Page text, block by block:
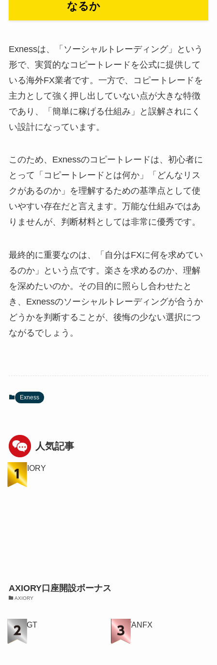
なるか
Exnessは、「ソーシャルトレーディング」という
形で、実質的なコピートレードを公式に提供して
いる海外FX業者です。一方で、コピートレードを
主力として強く押し出していない点が大きな特徴
であり、「簡単に稼げる仕組み」と誤解されにく
い設計になっています。
このため、Exnessのコピートレードは、初心者に
とって「コピートレードとは何か」「どんなリス
クがあるのか」を理解するための基準点として使
いやすい存在だと言えます。万能な仕組みではあ
りませんが、判断材料としては非常に優秀です。
最終的に重要なのは、「自分はFXに何を求めてい
るのか」という点です。楽さを求めるのか、理解
を深めたいのか。その目的に照らし合わせたと
き、Exnessのソーシャルトレーディングが合うか
どうかを判断することが、後悔の少ない選択につ
ながるでしょう。
Exness
人気記事
AXIORY口座開設ボーナス
AXIORY